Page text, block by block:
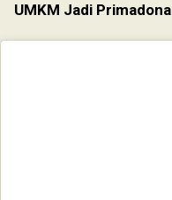
UMKM Jadi Primadona